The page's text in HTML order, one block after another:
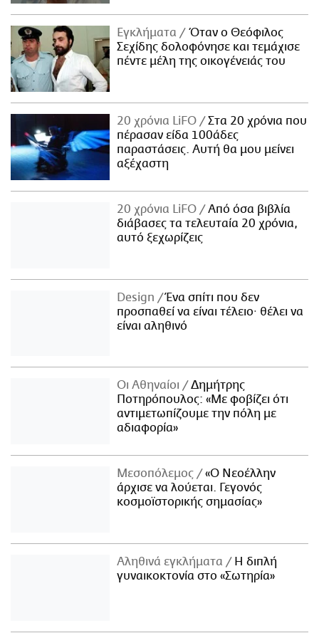
Εγκλήματα
Όταν ο Θεόφιλος
Σεχίδης δολοφόνησε και τεμάχισε
πέντε μέλη της οικογένειάς του
20 χρόνια LiFO
Στα 20 χρόνια που
πέρασαν είδα 100άδες
παραστάσεις. Αυτή θα μου μείνει
αξέχαστη
20 χρόνια LiFO
Από όσα βιβλία
διάβασες τα τελευταία 20 χρόνια,
αυτό ξεχωρίζεις
Design
Ένα σπίτι που δεν
προσπαθεί να είναι τέλειο· θέλει να
είναι αληθινό
Οι Αθηναίοι
Δημήτρης
Ποτηρόπουλος: «Με φοβίζει ότι
αντιμετωπίζουμε την πόλη με
αδιαφορία»
Μεσοπόλεμος
«Ο Νεοέλλην
άρχισε να λούεται. Γεγονός
κοσμοϊστορικής σημασίας»
Αληθινά εγκλήματα
Η διπλή
γυναικοκτονία στο «Σωτηρία»